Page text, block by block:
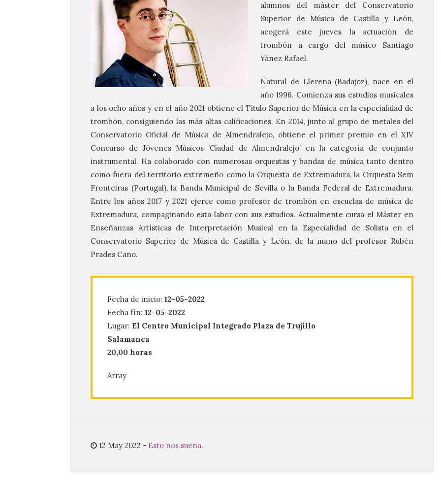
alumnos del máster del Conservatorio
Superior de Música de Castilla y León,
acogerá este jueves la actuación de
trombón a cargo del músico Santiago
Yánez Rafael.
Natural de Llerena (Badajoz), nace en el
año 1996. Comienza sus estudios musicales
a los ocho años y en el año 2021 obtiene el Título Superior de Música en la especialidad de
trombón, consiguiendo las más altas calificaciones. En 2014, junto al grupo de metales del
Conservatorio Oficial de Música de Almendralejo, obtiene el primer premio en el XIV
Concurso de Jóvenes Músicos ‘Ciudad de Almendralejo’ en la categoría de conjunto
instrumental. Ha colaborado con numerosas orquestas y bandas de música tanto dentro
como fuera del territorio extremeño como la Orquesta de Extremadura, la Orquesta Sem
Fronteiras (Portugal), la Banda Municipal de Sevilla o la Banda Federal de Extremadura.
Entre los años 2017 y 2021 ejerce como profesor de trombón en escuelas de música de
Extremadura, compaginando esta labor con sus estudios. Actualmente cursa el Máster en
Enseñanzas Artísticas de Interpretación Musical en la Especialidad de Solista en el
Conservatorio Superior de Música de Castilla y León, de la mano del profesor Rubén
Prades Cano.
Fecha de inicio: 12-05-2022
Fecha fín: 12-05-2022
Lugar: El Centro Municipal Integrado Plaza de Trujillo
Salamanca
20,00 horas
Array
12 May 2022 - Esto nos suena.